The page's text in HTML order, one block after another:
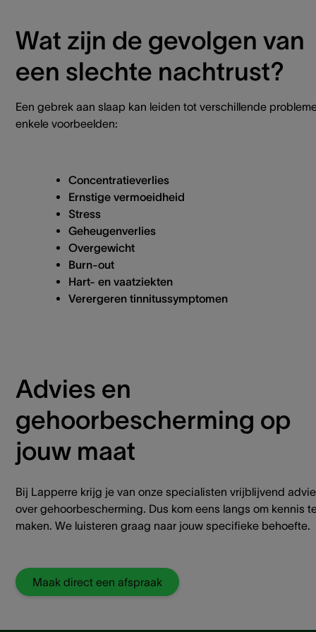
Wat zijn de gevolgen van
een slechte nachtrust?
Een gebrek aan slaap kan leiden tot verschillende
enkele voorbeelden:
Concentratieverlies
Ernstige vermoeidheid
Stress
Geheugenverlies
Overgewicht
Burn-out
Hart- en vaatziekten
Verergeren tinnitussymptomen
Advies en
gehoorbescherming op
jouw maat
Bij Lapperre krijg je van onze specialisten vrijblijvend
over gehoorbescherming. Dus kom eens langs om kennis
maken. We luisteren graag naar jouw specifieke behoefte.
Maak direct een afspraak